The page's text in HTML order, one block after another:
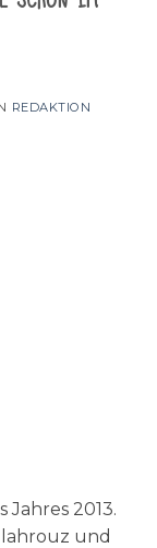
REDAKTION
Jahres 2013.
und